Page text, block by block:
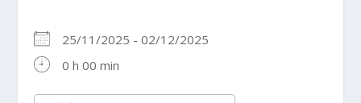
25/11/2025 - 02/12/2025
0 h 00 min